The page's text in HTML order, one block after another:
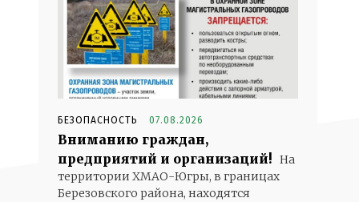
БЕЗОПАСНОСТЬ 07.08.2026
Вниманию граждан,
предприятий и организаций! На
территории ХМАО-Югры, в границах
Березовского района, находятся